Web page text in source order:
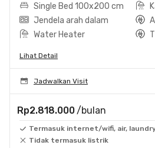
Single Bed 100x200 cm
Jendela arah dalam
Water Heater
Lihat Detail
Jadwalkan Visit
Rp2.818.000 /bulan
Termasuk internet/wifi, air,
Tidak termasuk listrik